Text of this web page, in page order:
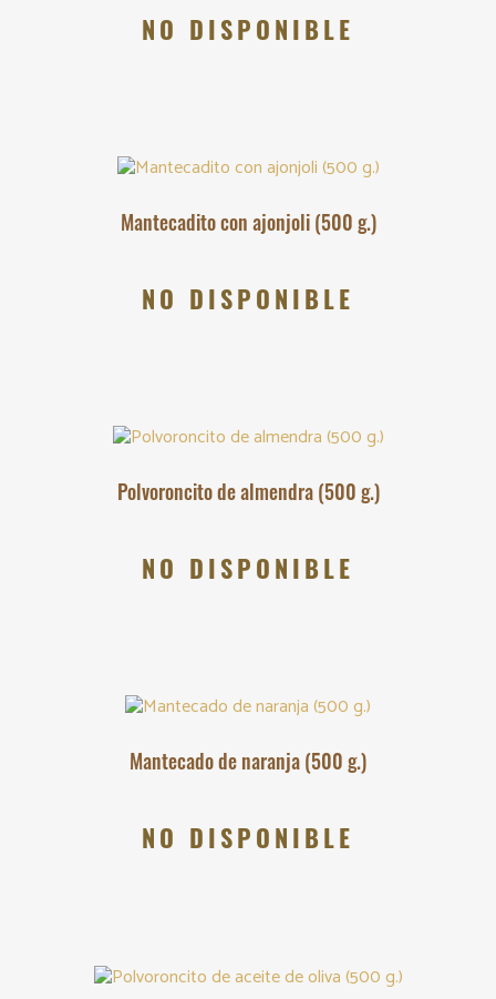
NO DISPONIBLE
Mantecadito con ajonjoli (500 g.)
NO DISPONIBLE
Polvoroncito de almendra (500 g.)
NO DISPONIBLE
Mantecado de naranja (500 g.)
NO DISPONIBLE